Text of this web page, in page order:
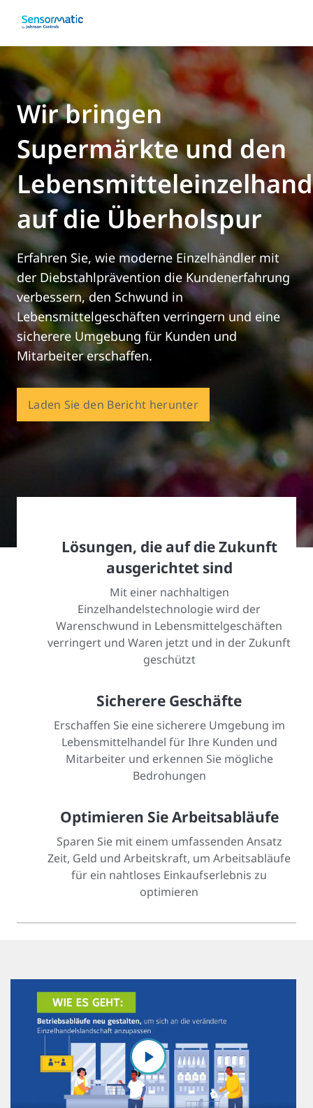
Wir bringen
Supermärkte und den
auf die Überholspur
Erfahren Sie, wie moderne Einzelhändler mit
der Diebstahlprävention die Kundenerfahrung
verbessern, den Schwund in
Lebensmittelgeschäften verringern und eine
sicherere Umgebung für Kunden und
Mitarbeiter erschaffen.
Laden Sie den Bericht herunter
Lösungen, die auf die Zukunft
ausgerichtet sind
Mit einer nachhaltigen
Einzelhandelstechnologie wird der
Warenschwund in Lebensmittelgeschäften
verringert und Waren jetzt und in der Zukunft
geschützt
Sicherere Geschäfte
Erschaffen Sie eine sicherere Umgebung im
Lebensmittelhandel für Ihre Kunden und
Mitarbeiter und erkennen Sie mögliche
Bedrohungen
Optimieren Sie Arbeitsabläufe
Sparen Sie mit einem umfassenden Ansatz
Zeit, Geld und Arbeitskraft, um Arbeitsabläufe
für ein nahtloses Einkaufserlebnis zu
optimieren